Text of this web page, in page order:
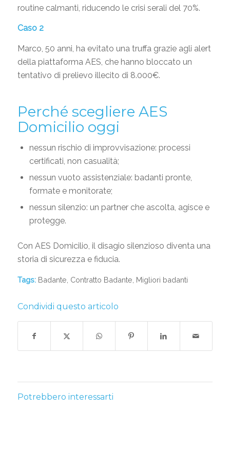
routine calmanti, riducendo le crisi serali del 70%.
Caso 2
Marco, 50 anni, ha evitato una truffa grazie agli alert
della piattaforma AES, che hanno bloccato un
tentativo di prelievo illecito di 8.000€.
Perché scegliere AES
Domicilio oggi
nessun rischio di improvvisazione: processi
certificati, non casualità;
nessun vuoto assistenziale: badanti pronte,
formate e monitorate;
nessun silenzio: un partner che ascolta, agisce e
protegge.
Con AES Domicilio, il disagio silenzioso diventa una
storia di sicurezza e fiducia.
Tags: Badante Contratto Badante Migliori badanti
Condividi questo articolo
Potrebbero interessarti